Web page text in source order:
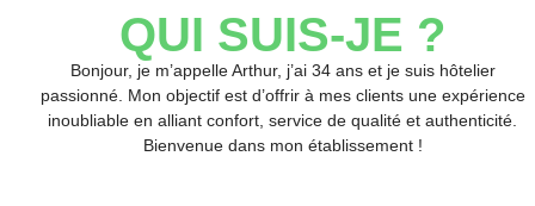
QUI SUIS-JE ?
Bonjour, je m’appelle Arthur, j’ai 34 ans et je suis hôtelier
passionné. Mon objectif est d’offrir à mes clients une expérience
inoubliable en alliant confort, service de qualité et authenticité.
Bienvenue dans mon établissement !